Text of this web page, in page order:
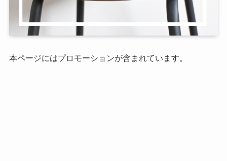
本ページにはプロモーションが含まれています。